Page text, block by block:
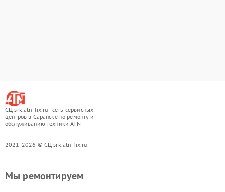
СЦ srk.atn-fix.ru - сеть сервисных
центров в Саранске по ремонту и
обслуживанию техники ATN
2021-2026 © СЦ srk.atn-fix.ru
Мы ремонтируем